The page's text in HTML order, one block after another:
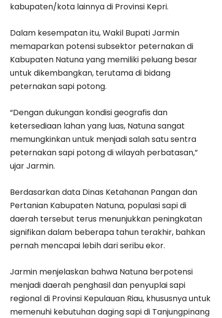
kabupaten/kota lainnya di Provinsi Kepri.
Dalam kesempatan itu, Wakil Bupati Jarmin
memaparkan potensi subsektor peternakan di
Kabupaten Natuna yang memiliki peluang besar
untuk dikembangkan, terutama di bidang
peternakan sapi potong.
“Dengan dukungan kondisi geografis dan
ketersediaan lahan yang luas, Natuna sangat
memungkinkan untuk menjadi salah satu sentra
peternakan sapi potong di wilayah perbatasan,”
ujar Jarmin.
Berdasarkan data Dinas Ketahanan Pangan dan
Pertanian Kabupaten Natuna, populasi sapi di
daerah tersebut terus menunjukkan peningkatan
signifikan dalam beberapa tahun terakhir, bahkan
pernah mencapai lebih dari seribu ekor.
Jarmin menjelaskan bahwa Natuna berpotensi
menjadi daerah penghasil dan penyuplai sapi
regional di Provinsi Kepulauan Riau, khususnya untuk
memenuhi kebutuhan daging sapi di Tanjungpinang